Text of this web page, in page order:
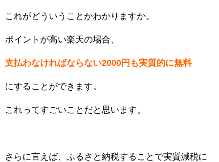
これがどういうことかわかりますか。
ポイントが高い楽天の場合、
支払わなければならない2000円も実質的に無料
にすることができます。
これってすごいことだと思います。
さらに言えば、ふるさと納税することで実質減税に